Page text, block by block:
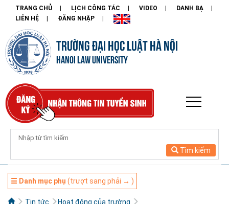
TRANG CHỦ LỊCH CÔNG TÁC VIDEO
DANH BẠ
LIÊN HỆ
ĐĂNG NHẬP
TRƯỜNG ĐẠI HỌC LUẬT HÀ NỘI
HANOI LAW UNIVERSITY
Tìm kiếm
☰ Danh mục phụ (trượt sang phải → )
Tin tức Hoạt động của trường